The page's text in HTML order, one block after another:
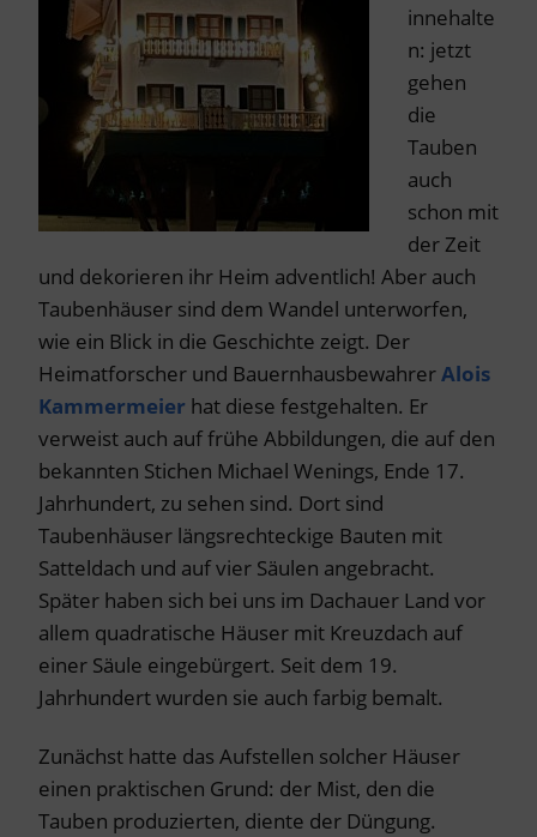
innehalte
n: jetzt
gehen
die
Tauben
auch
schon mit
der Zeit
und dekorieren ihr Heim adventlich! Aber auch
Taubenhäuser sind dem Wandel unterworfen,
wie ein Blick in die Geschichte zeigt. Der
Heimatforscher und BauernhausbewahrerAlois
Kammermeier hat diese festgehalten. Er
verweist auch auf frühe Abbildungen, die auf den
bekannten Stichen Michael Wenings, Ende 17.
Jahrhundert, zu sehen sind. Dort sind
Taubenhäuser längsrechteckige Bauten mit
Satteldach und auf vier Säulen angebracht.
Später haben sich bei uns im Dachauer Land vor
allem quadratische Häuser mit Kreuzdach auf
einer Säule eingebürgert. Seit dem 19.
Jahrhundert wurden sie auch farbig bemalt.
Zunächst hatte das Aufstellen solcher Häuser
einen praktischen Grund: der Mist, den die
Tauben produzierten, diente der Düngung.